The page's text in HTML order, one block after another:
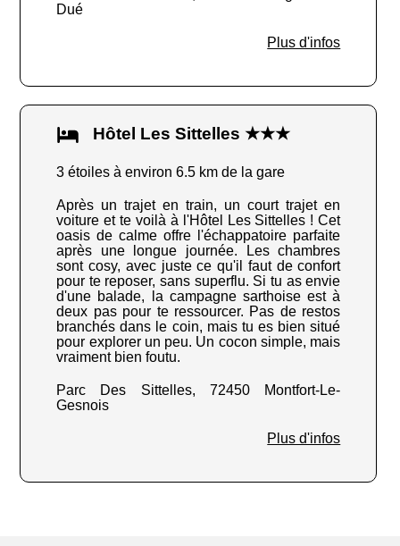
Dué
Plus d'infos
Hôtel Les Sittelles ★★★
3 étoiles à environ 6.5 km de la gare
Après un trajet en train, un court trajet en
voiture et te voilà à l'Hôtel Les Sittelles ! Cet
oasis de calme offre l'échappatoire parfaite
après une longue journée. Les chambres
sont cosy, avec juste ce qu'il faut de confort
pour te reposer, sans superflu. Si tu as envie
d'une balade, la campagne sarthoise est à
deux pas pour te ressourcer. Pas de restos
branchés dans le coin, mais tu es bien situé
pour explorer un peu. Un cocon simple, mais
vraiment bien foutu.
Parc Des Sittelles, 72450 Montfort-Le-
Gesnois
Plus d'infos